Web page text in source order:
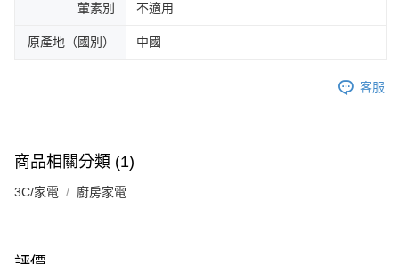
葷素別 不適用
原產地（國別） 中國
客服
商品相關分類 (1)
3C/家電 廚房家電